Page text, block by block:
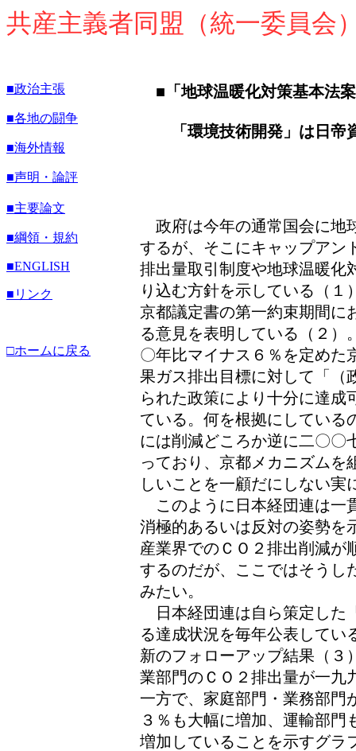
共産主義者同盟（統一委員会
■政治主張
■各地の闘争
■海外情報
■声明・論評
■主要論文
■綱領・規約
■ENGLISH
■リンク
□ホームに戻る
■「地球温暖化対策基本法
「環境技術開発」は日帝
政府は今年の通常国会に地
するが、そこにキャップアン
排出量取引制度や地球温暖化
り込む方針を示している（１
京都議定書の第一約束期間に
る意見を表明している（２）
〇年比マイナス６％を定めた
果ガス排出目標に対して「（
られた政策により十分に達成
ている。何を根拠にしている
には削減どころか逆に二〇〇
っており、京都メカニズムを
しいことを一顧だにしない実
このように日本経団連は一
消極的あるいは反対の姿勢を
産業界でのＣＯ２排出削減が
するのだが、ここではそうし
みたい。
日本経団連は自ら策定した
る達成状況を毎年公表してい
新のフォローアップ結果（３
業部門のＣＯ２排出量が一九
一方で、家庭部門・業務部門
３％も大幅に増加、運輸部
増加していることを示すグラ